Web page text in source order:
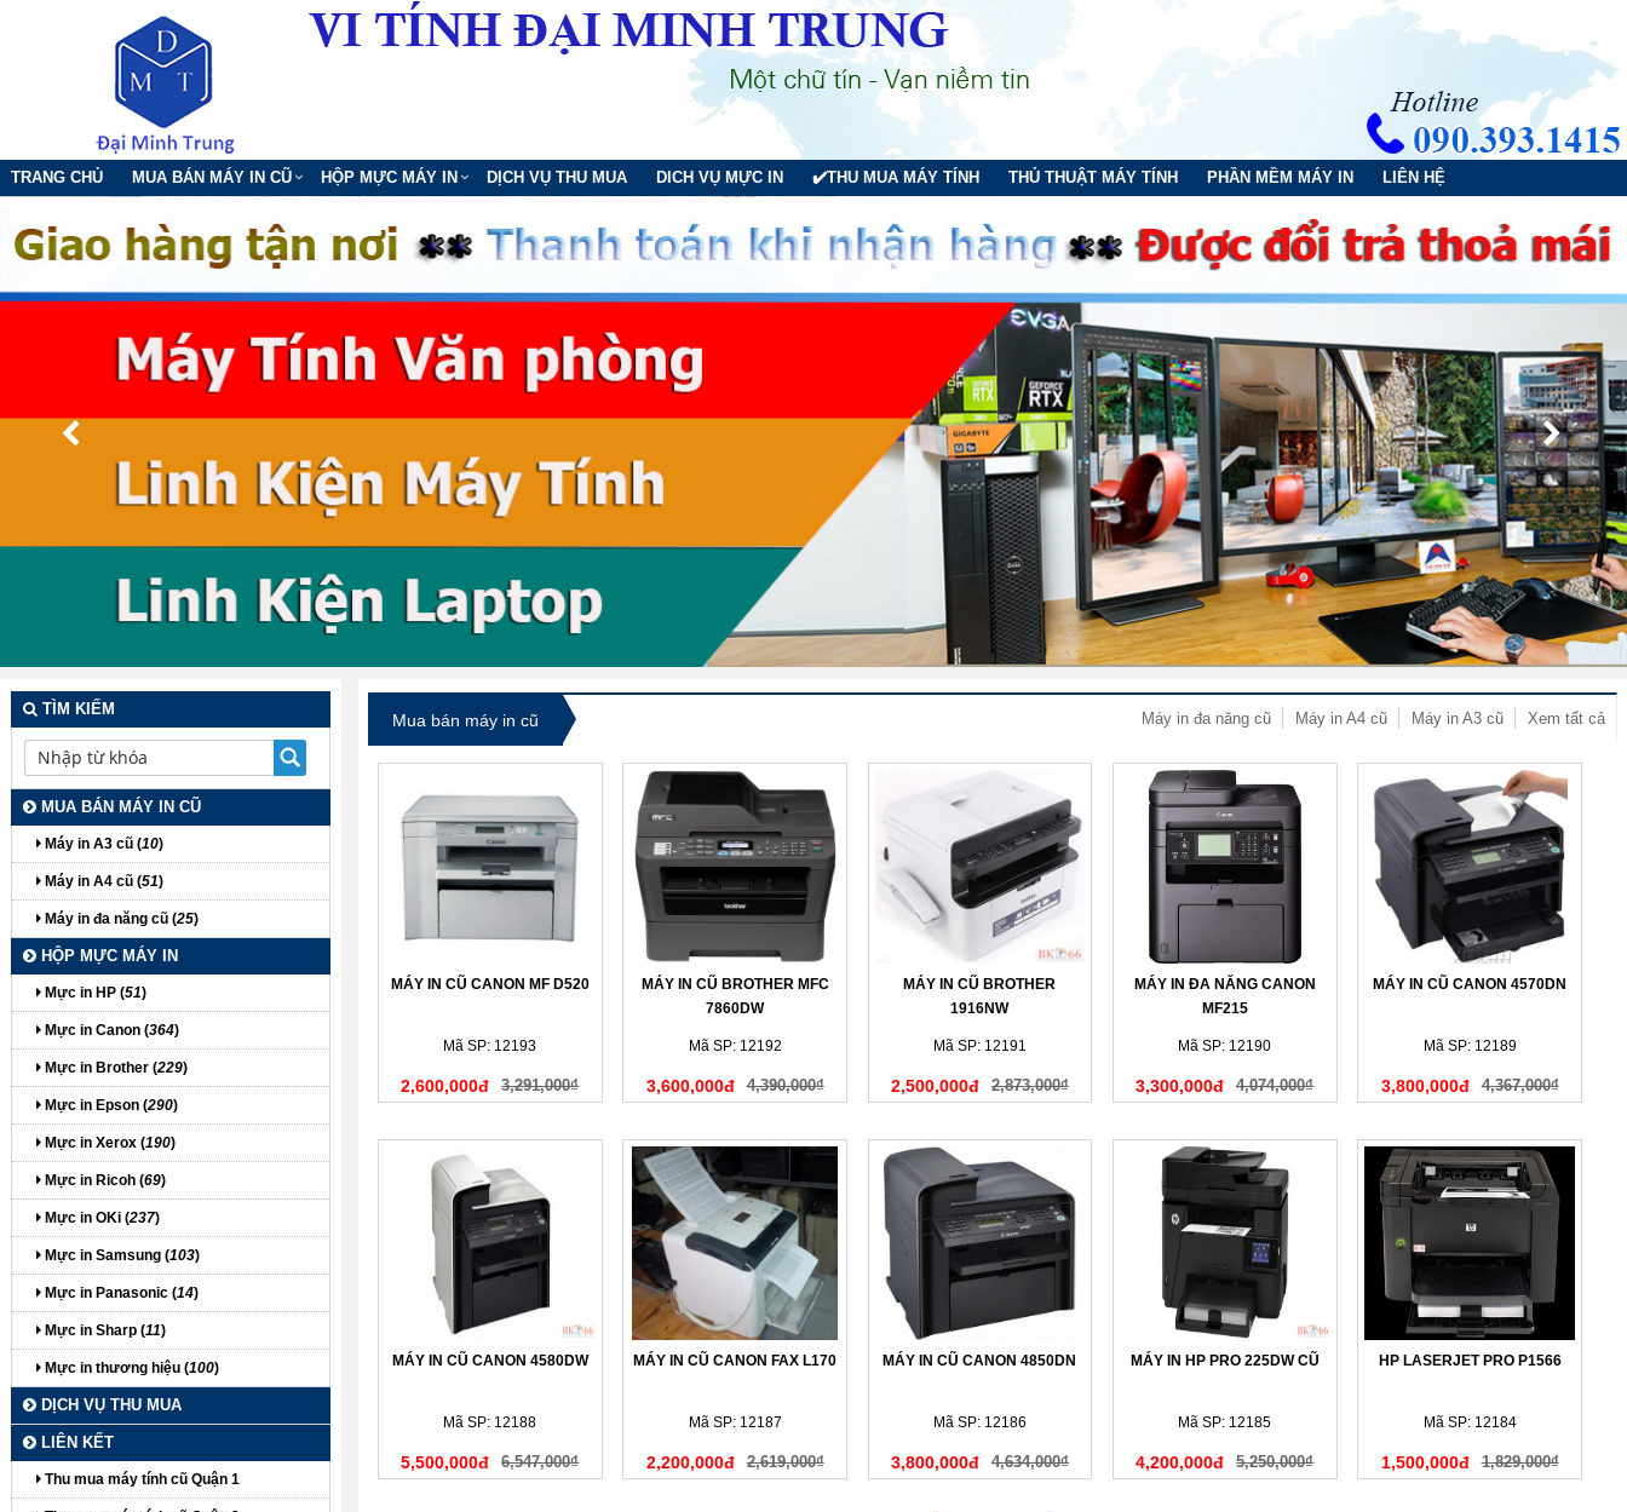
TRANG CHỦ MUA BÁN MÁY IN CŨ HỘP MỰC MÁY IN DỊCH VỤ THU MUA DICH VỤ MỰC IN ✔️THU MUA MÁY TÍNH THỦ THUẬT MÁY TÍNH PHẦN MỀM MÁY IN LIÊN HỆ
Mua bán máy in cũ Xem tất cả
Máy in A3 cũ
Máy in A4 cũ
Máy in đa năng cũ
MÁY IN CŨ CANON MF D520
Mã SP: 12193
2,600,000đ 3,291,000₫
MÁY IN CŨ BROTHER MFC
7860DW
Mã SP: 12192
3,600,000đ 4,390,000₫
MÁY IN CŨ BROTHER
1916NW
Mã SP: 12191
2,500,000đ 2,873,000₫
MÁY IN ĐA NĂNG CANON
MF215
Mã SP: 12190
3,300,000đ 4,074,000₫
MÁY IN CŨ CANON 4570DN
Mã SP: 12189
3,800,000đ 4,367,000₫
MÁY IN CŨ CANON 4580DW
Mã SP: 12188
5,500,000đ 6,547,000₫
MÁY IN CŨ CANON FAX L170
Mã SP: 12187
2,200,000đ 2,619,000₫
MÁY IN CŨ CANON 4850DN
Mã SP: 12186
3,800,000đ 4,634,000₫
MÁY IN HP PRO 225DW CŨ
Mã SP: 12185
4,200,000đ 5,250,000₫
HP LASERJET PRO P1566
Mã SP: 12184
1,500,000đ 1,829,000₫
TÌM KIẾM
MUA BÁN MÁY IN CŨ
Máy in A3 cũ (10)
Máy in A4 cũ (51)
Máy in đa năng cũ (25)
HỘP MỰC MÁY IN
Mực in HP (51)
Mực in Canon (364)
Mực in Brother (229)
Mực in Epson (290)
Mực in Xerox (190)
Mực in Ricoh (69)
Mực in OKi (237)
Mực in Samsung (103)
Mực in Panasonic (14)
Mực in Sharp (11)
Mực in thương hiệu (100)
DỊCH VỤ THU MUA
LIÊN KẾT
Thu mua máy tính cũ Quận 1